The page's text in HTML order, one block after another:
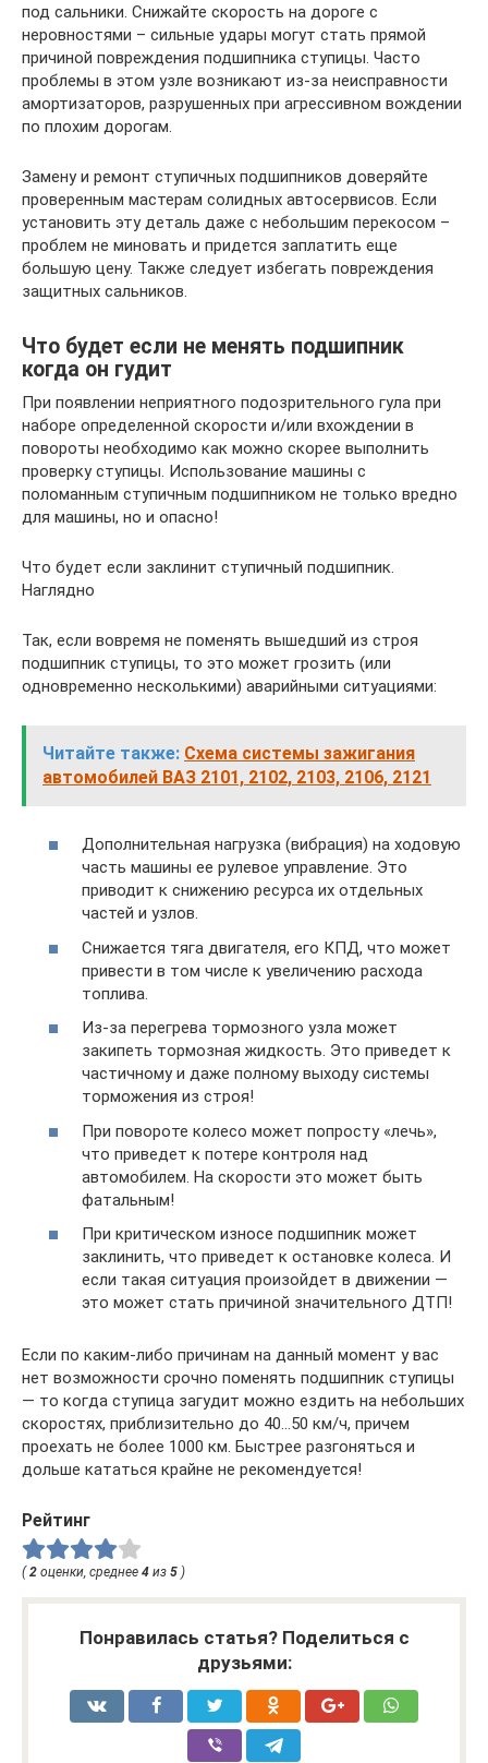
под сальники. Снижайте скорость на дороге с
неровностями – сильные удары могут стать прямой
причиной повреждения подшипника ступицы. Часто
проблемы в этом узле возникают из-за неисправности
амортизаторов, разрушенных при агрессивном вождении
по плохим дорогам.
Замену и ремонт ступичных подшипников доверяйте
проверенным мастерам солидных автосервисов. Если
установить эту деталь даже с небольшим перекосом –
проблем не миновать и придется заплатить еще
большую цену. Также следует избегать повреждения
защитных сальников.
Что будет если не менять подшипник
когда он гудит
При появлении неприятного подозрительного гула при
наборе определенной скорости и/или вхождении в
повороты необходимо как можно скорее выполнить
проверку ступицы. Использование машины с
поломанным ступичным подшипником не только вредно
для машины, но и опасно!
Что будет если заклинит ступичный подшипник.
Наглядно
Так, если вовремя не поменять вышедший из строя
подшипник ступицы, то это может грозить (или
одновременно несколькими) аварийными ситуациями:
Читайте также: Схема системы зажигания
автомобилей ВАЗ 2101, 2102, 2103, 2106, 2121
Дополнительная нагрузка (вибрация) на ходовую
часть машины ее рулевое управление. Это
приводит к снижению ресурса их отдельных
частей и узлов.
Снижается тяга двигателя, его КПД, что может
привести в том числе к увеличению расхода
топлива.
Из-за перегрева тормозного узла может
закипеть тормозная жидкость. Это приведет к
частичному и даже полному выходу системы
торможения из строя!
При повороте колесо может попросту «лечь»,
что приведет к потере контроля над
автомобилем. На скорости это может быть
фатальным!
При критическом износе подшипник может
заклинить, что приведет к остановке колеса. И
если такая ситуация произойдет в движении —
это может стать причиной значительного ДТП!
Если по каким-либо причинам на данный момент у вас
нет возможности срочно поменять подшипник ступицы
— то когда ступица загудит можно ездить на небольших
скоростях, приблизительно до 40…50 км/ч, причем
проехать не более 1000 км. Быстрее разгоняться и
дольше кататься крайне не рекомендуется!
Рейтинг
(2 оценки, среднее 4 из 5 )
Понравилась статья? Поделиться с
друзьями: